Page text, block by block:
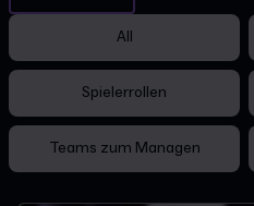
All
Spielerrollen
Teams zum Managen